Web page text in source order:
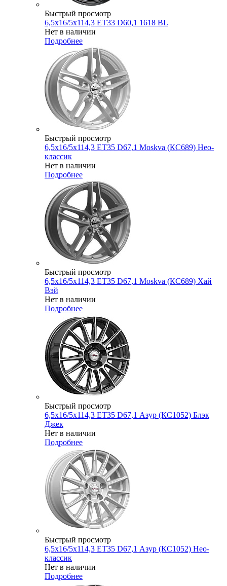
Быстрый просмотр
6,5x16/5x114,3 ET33 D60,1 1618 BL
Нет в наличии
Подробнее
Быстрый просмотр
6,5x16/5x114,3 ET35 D67,1 Moskva (КС689) Нео-
классик
Нет в наличии
Подробнее
Быстрый просмотр
6,5x16/5x114,3 ET35 D67,1 Moskva (КС689) Хай
Вэй
Нет в наличии
Подробнее
Быстрый просмотр
6,5x16/5x114,3 ET35 D67,1 Азур (КС1052) Блэк
Джек
Нет в наличии
Подробнее
Быстрый просмотр
6,5x16/5x114,3 ET35 D67,1 Азур (КС1052) Нео-
классик
Нет в наличии
Подробнее